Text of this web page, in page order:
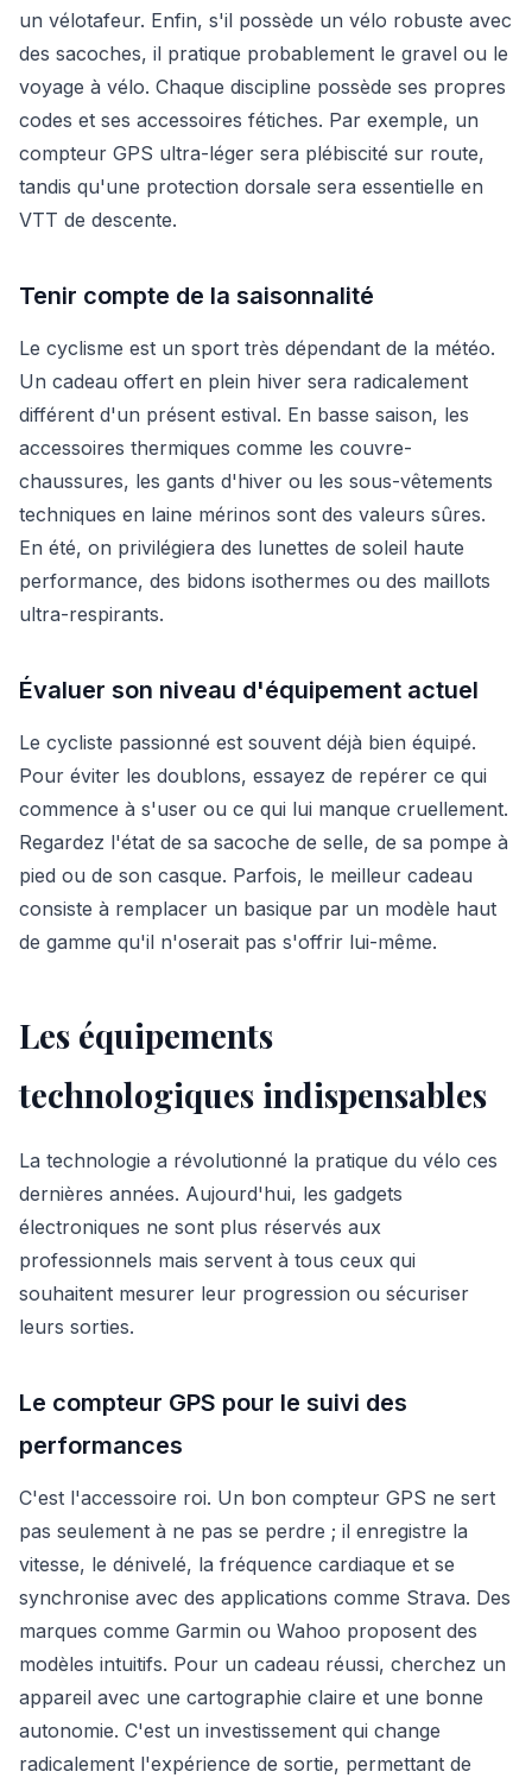
un vélotafeur. Enfin, s'il possède un vélo robuste avec
des sacoches, il pratique probablement le gravel ou le
voyage à vélo. Chaque discipline possède ses propres
codes et ses accessoires fétiches. Par exemple, un
compteur GPS ultra-léger sera plébiscité sur route,
tandis qu'une protection dorsale sera essentielle en
VTT de descente.
Tenir compte de la saisonnalité
Le cyclisme est un sport très dépendant de la météo.
Un cadeau offert en plein hiver sera radicalement
différent d'un présent estival. En basse saison, les
accessoires thermiques comme les couvre-
chaussures, les gants d'hiver ou les sous-vêtements
techniques en laine mérinos sont des valeurs sûres.
En été, on privilégiera des lunettes de soleil haute
performance, des bidons isothermes ou des maillots
ultra-respirants.
Évaluer son niveau d'équipement actuel
Le cycliste passionné est souvent déjà bien équipé.
Pour éviter les doublons, essayez de repérer ce qui
commence à s'user ou ce qui lui manque cruellement.
Regardez l'état de sa sacoche de selle, de sa pompe à
pied ou de son casque. Parfois, le meilleur cadeau
consiste à remplacer un basique par un modèle haut
de gamme qu'il n'oserait pas s'offrir lui-même.
Les équipements
technologiques indispensables
La technologie a révolutionné la pratique du vélo ces
dernières années. Aujourd'hui, les gadgets
électroniques ne sont plus réservés aux
professionnels mais servent à tous ceux qui
souhaitent mesurer leur progression ou sécuriser
leurs sorties.
Le compteur GPS pour le suivi des
performances
C'est l'accessoire roi. Un bon compteur GPS ne sert
pas seulement à ne pas se perdre ; il enregistre la
vitesse, le dénivelé, la fréquence cardiaque et se
synchronise avec des applications comme Strava. Des
marques comme Garmin ou Wahoo proposent des
modèles intuitifs. Pour un cadeau réussi, cherchez un
appareil avec une cartographie claire et une bonne
autonomie. C'est un investissement qui change
radicalement l'expérience de sortie, permettant de